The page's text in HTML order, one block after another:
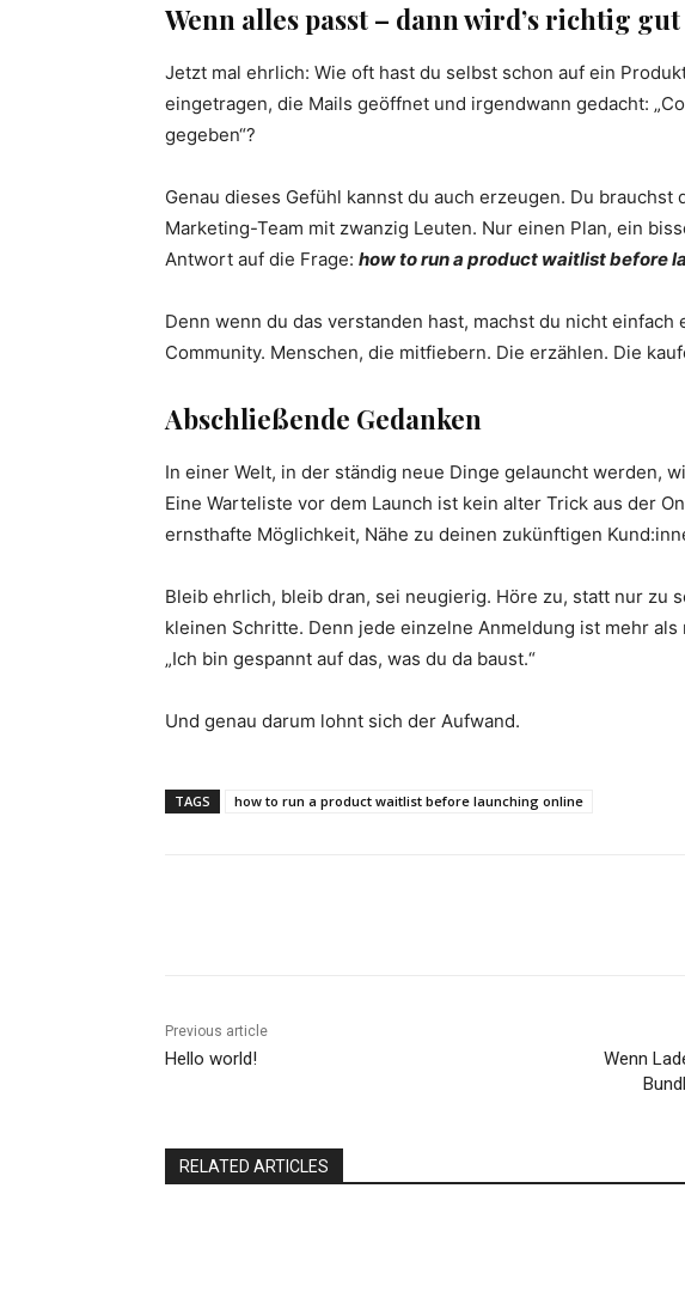
Wenn alles passt – dann wird’s richtig gut
Jetzt mal ehrlich: Wie oft hast du selbst schon auf ein
eingetragen, die Mails geöffnet und irgendwann gedacht:
gegeben“?
Genau dieses Gefühl kannst du auch erzeugen. Du
Marketing-Team mit zwanzig Leuten. Nur einen Plan, ein
Antwort auf die Frage: how to run a product waitlist before
Denn wenn du das verstanden hast, machst du nicht
Community. Menschen, die mitfiebern. Die erzählen. Die
Abschließende Gedanken
In einer Welt, in der ständig neue Dinge gelauncht werden,
Eine Warteliste vor dem Launch ist kein alter Trick aus der
ernsthafte Möglichkeit, Nähe zu deinen zukünftigen
Bleib ehrlich, bleib dran, sei neugierig. Höre zu, statt nur zu
kleinen Schritte. Denn jede einzelne Anmeldung ist mehr
„Ich bin gespannt auf das, was du da baust.“
Und genau darum lohnt sich der Aufwand.
TAGS how to run a product waitlist before launching online
Previous article
Hello world!
Wenn
RELATED ARTICLES